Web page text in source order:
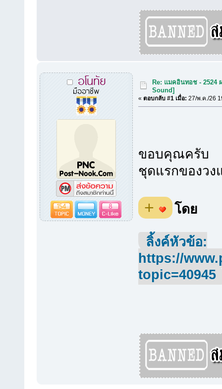
อโนทัย
มืออาชีพ
154 8
Re: แมคอินทอช - 2524
Sound]
« ตอบกลับ #1 เมื่อ: 27/พ.ค./26
ขอบคุณครับ
ชุดแรกของว
+ โดย
ลิ้งค์หัวข้อ:
https://
topic=40945